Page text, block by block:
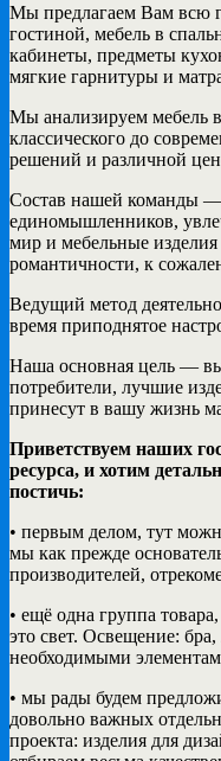
Мы предлагаем Вам всю
гостиной, мебель в
кабинеты, предметы
мягкие гарнитуры и
Мы анализируем мебель
классического до
решений и различной
Состав нашей команды
единомышленников,
мир и мебельные
романтичности, к
Ведущий метод
время приподнятое
Наша основная цель —
потребители, лучшие
принесут в вашу жизнь
Приветствуем наших
ресурса, и хотим
постичь:
• первым делом, тут
мы как прежде
производителей,
• ещё одна группа
это свет. Освещение:
необходимыми
• мы рады будем
довольно важных
проекта: изделия для